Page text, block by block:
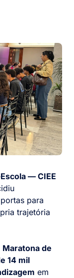
— CIEE
para
trajetória
Maratona de
14 mil
em